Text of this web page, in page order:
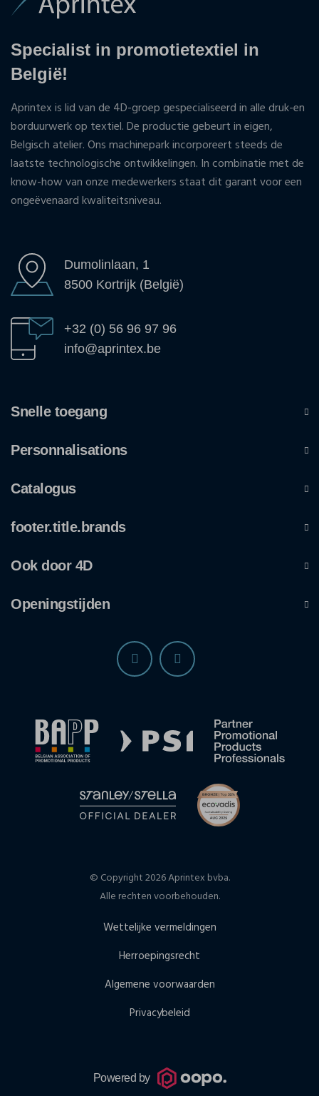
Specialist in promotietextiel in
België!
Aprintex is lid van de 4D-groep gespecialiseerd in alle druk-en
borduurwerk op textiel. De productie gebeurt in eigen,
Belgisch atelier. Ons machinepark incorporeert steeds de
laatste technologische ontwikkelingen. In combinatie met de
know-how van onze medewerkers staat dit garant voor een
ongeëvenaard kwaliteitsniveau.
Dumolinlaan, 1
8500 Kortrijk (België)
+32 (0) 56 96 97 96
info@aprintex.be
Snelle toegang
Personnalisations
Catalogus
footer.title.brands
Ook door 4D
Openingstijden
© Copyright 2026 Aprintex bvba.
Alle rechten voorbehouden.
Wettelijke vermeldingen
Herroepingsrecht
Algemene voorwaarden
Privacybeleid
Powered by